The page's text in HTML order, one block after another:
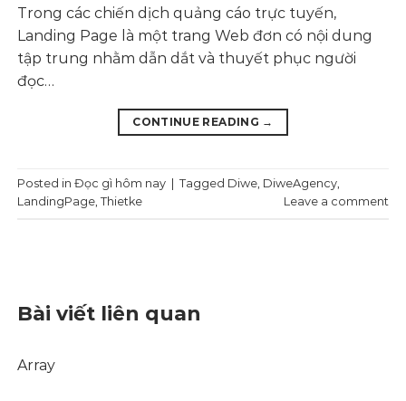
Trong các chiến dịch quảng cáo trực tuyến,
Landing Page là một trang Web đơn có nội dung
tập trung nhằm dẫn dắt và thuyết phục người
đọc…
CONTINUE READING →
Posted inĐọc gì hôm nay Tagged Diwe, DiweAgency,
LandingPage,Thietke Leave a comment
Bài viết liên quan
Array